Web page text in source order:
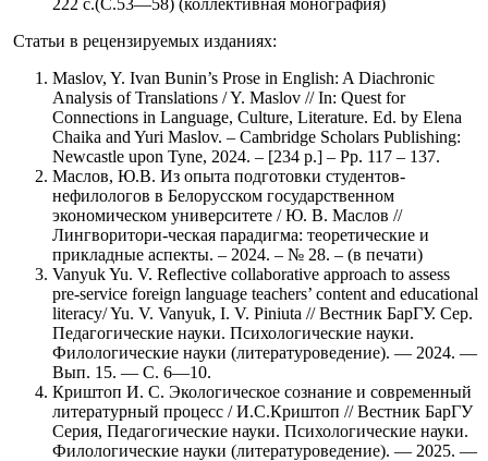
Статьи в рецензируемых изданиях:
Maslov, Y. Ivan Bunin’s Prose in English: A Diachronic
Analysis of Translations / Y. Maslov // In: Quest for
Connections in Language, Culture, Literature. Ed. by Elena
Chaika and Yuri Maslov. – Cambridge Scholars Publishing:
Newcastle upon Tyne, 2024. – [234 p.] – Pp. 117 – 137.
Маслов, Ю.В. Из опыта подготовки студентов-
нефилологов в Белорусском государственном
экономическом университете / Ю. В. Маслов //
Лингворитори-ческая парадигма: теоретические и
прикладные аспекты. – 2024. – № 28. – (в печати)
Vanyuk Yu. V. Reflective collaborative approach to assess
pre-service foreign language teachers’ content and educational
literacy/ Yu. V. Vanyuk, I. V. Piniuta // Вестник БарГУ. Сер.
Педагогические науки. Психологические науки.
Филологические науки (литературоведение). — 2024. —
Вып. 15. — С. 6—10.
Криштоп И. С. Экологическое сознание и современный
литературный процесс / И.С.Криштоп // Вестник БарГУ
Серия, Педагогические науки. Психологические науки.
Филологические науки (литературоведение). — 2025. —